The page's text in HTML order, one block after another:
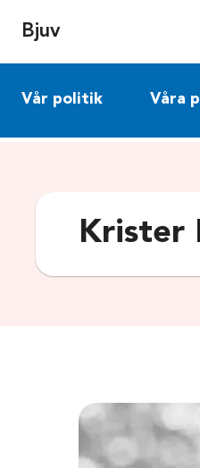
Bjuv
Vår politik Våra
Krister